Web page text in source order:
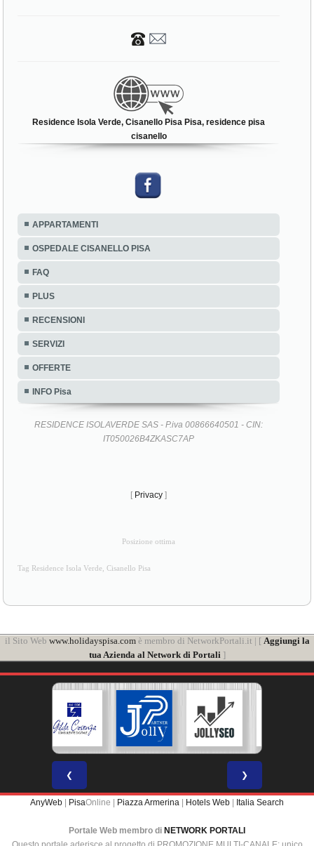
Residence Isola Verde, Cisanello Pisa Pisa, residence pisa
cisanello
APPARTAMENTI
OSPEDALE CISANELLO PISA
FAQ
PLUS
RECENSIONI
SERVIZI
OFFERTE
INFO Pisa
RESIDENCE ISOLAVERDE SAS - P.iva 00866640501 - CIN:
IT050026B4ZKASC7AP
[ Privacy ]
Posizione ottima
Tag Residence Isola Verde, Cisanello Pisa
il Sito Web www.holidayspisa.comè membro di NetworkPortali.it | [ Aggiungi la
tua Azienda al Network di Portali ]
❮ ❯
AnyWeb PisaOnline | Piazza Armerina Hotels Web Italia Search
Portale Web membro di NETWORK PORTALI